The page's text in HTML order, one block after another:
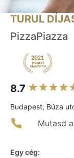
TURUL
PizzaPiazza
8.7
Budapest, Búza
Mutasd
Egy cég: